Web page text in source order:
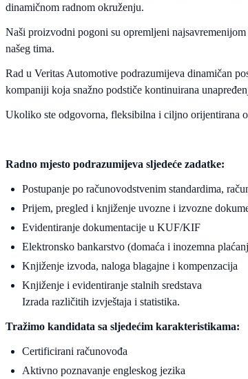
dinamičnom radnom okruženju.
Naši proizvodni pogoni su opremljeni
našeg tima.
Rad u Veritas Automotive podrazumijeva dinamičan
kompaniji koja snažno podstiče kontinuirana
Ukoliko ste odgovorna, fleksibilna i ciljno orijentirana
Radno mjesto podrazumijeva sljedeće zadatke:
Postupanje po računovodstvenim standardima,
Prijem, pregled i knjiženje uvozne i izvozne
Evidentiranje dokumentacije u KUF/KIF
Elektronsko bankarstvo (domaća i inozemna
Knjiženje izvoda, naloga blagajne i kompenzacija
Knjiženje i evidentiranje stalnih sredstava
Izrada različitih izvještaja i statistika.
Tražimo kandidata sa sljedećim karakteristikama:
Certificirani računovođa
Aktivno poznavanje engleskog jezika